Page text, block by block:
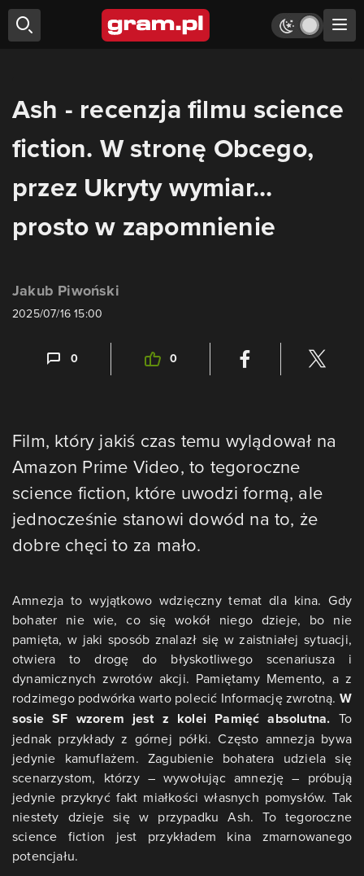
Ash - recenzja filmu science
fiction. W stronę Obcego,
przez Ukryty wymiar...
prosto w zapomnienie
Jakub Piwoński
2025/07/16 15:00
0 0
Film, który jakiś czas temu wylądował na
Amazon Prime Video, to tegoroczne
science fiction, które uwodzi formą, ale
jednocześnie stanowi dowód na to, że
dobre chęci to za mało.
Amnezja to wyjątkowo wdzięczny temat dla kina. Gdy
bohater nie wie, co się wokół niego dzieje, bo nie
pamięta, w jaki sposób znalazł się w zaistniałej sytuacji,
otwiera to drogę do błyskotliwego scenariusza i
dynamicznych zwrotów akcji. Pamiętamy Memento, a z
rodzimego podwórka warto polecić Informację zwrotną. W
sosie SF wzorem jest z kolei Pamięć absolutna. To
jednak przykłady z górnej półki. Często amnezja bywa
jedynie kamuflażem. Zagubienie bohatera udziela się
scenarzystom, którzy – wywołując amnezję – próbują
jedynie przykryć fakt miałkości własnych pomysłów. Tak
niestety dzieje się w przypadku Ash. To tegoroczne
science fiction jest przykładem kina zmarnowanego
potencjału.